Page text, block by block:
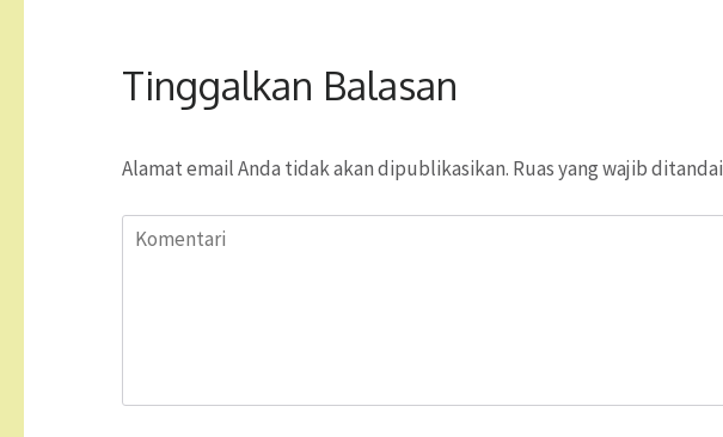
Tinggalkan Balasan
Alamat email Anda tidak akan dipublikasikan. Ruas yang wajib ditandai
Komentari